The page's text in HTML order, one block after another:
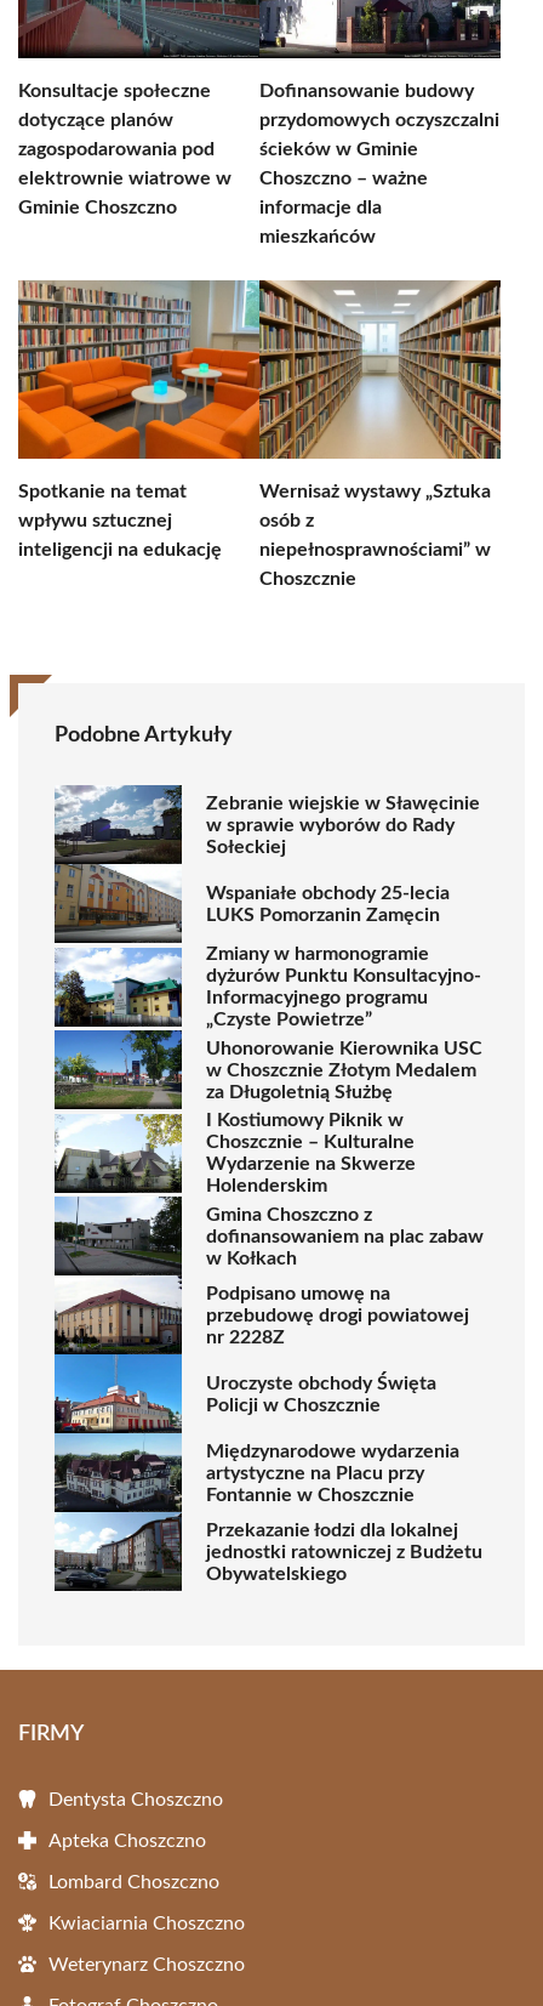
Konsultacje społeczne
dotyczące planów
zagospodarowania pod
elektrownie wiatrowe w
Gminie Choszczno
Dofinansowanie budowy
przydomowych oczyszczalni
ścieków w Gminie
Choszczno – ważne
informacje dla
mieszkańców
Spotkanie na temat
wpływu sztucznej
inteligencji na edukację
Wernisaż wystawy „Sztuka
osób z
niepełnosprawnościami” w
Choszcznie
Podobne Artykuły
Zebranie wiejskie w Sławęcinie
w sprawie wyborów do Rady
Sołeckiej
Wspaniałe obchody 25-lecia
LUKS Pomorzanin Zamęcin
Zmiany w harmonogramie
dyżurów Punktu Konsultacyjno-
Informacyjnego programu
„Czyste Powietrze”
Uhonorowanie Kierownika USC
w Choszcznie Złotym Medalem
za Długoletnią Służbę
I Kostiumowy Piknik w
Choszcznie – Kulturalne
Wydarzenie na Skwerze
Holenderskim
Gmina Choszczno z
dofinansowaniem na plac zabaw
w Kołkach
Podpisano umowę na
przebudowę drogi powiatowej
nr 2228Z
Uroczyste obchody Święta
Policji w Choszcznie
Międzynarodowe wydarzenia
artystyczne na Placu przy
Fontannie w Choszcznie
Przekazanie łodzi dla lokalnej
jednostki ratowniczej z Budżetu
Obywatelskiego
FIRMY
Dentysta Choszczno
Apteka Choszczno
Lombard Choszczno
Kwiaciarnia Choszczno
Weterynarz Choszczno